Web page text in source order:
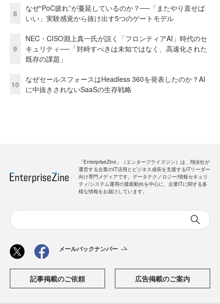
8
なぜ“PoC疲れ”が蔓延しているのか？──「またやり直せば
いい」実験感覚から抜け出す5つのゲートモデル
9
NEC・CISO淵上真一氏が説く「フロンティアAI」時代のセ
キュリティ──「対峙すべきは未知ではなく、高速化された
既存の課題」
10
なぜセールスフォースはHeadless 360を発表したのか？AI
に中抜きされないSaaSの生存戦略
「EnterpriseZine」（エンタープライズジン）は、翔泳社が
運営する企業のIT活用とビジネス成長を支援するITリーダー
向け専門メディアです。データテクノロジー/情報セキュリ
ティ/システム運用の最新動向を中心に、企業ITに関する多
様な情報をお届けしています。
メールバックナンバー
記事掲載のご依頼 広告掲載のご案内